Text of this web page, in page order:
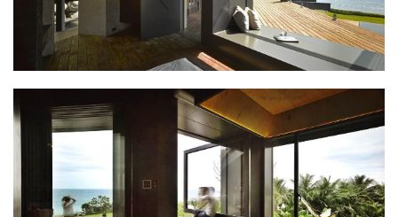
室
内
设
计
城